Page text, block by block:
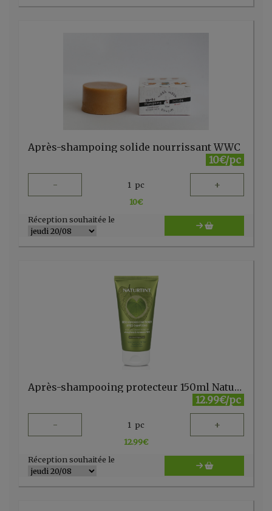
Après-shampoing solide nourrissant WWC
10€/pc
- 1 pc +
10€
Réception souhaitée le
Après-shampooing protecteur 150ml Naturtint
12.99€/pc
- 1 pc +
12.99€
Réception souhaitée le